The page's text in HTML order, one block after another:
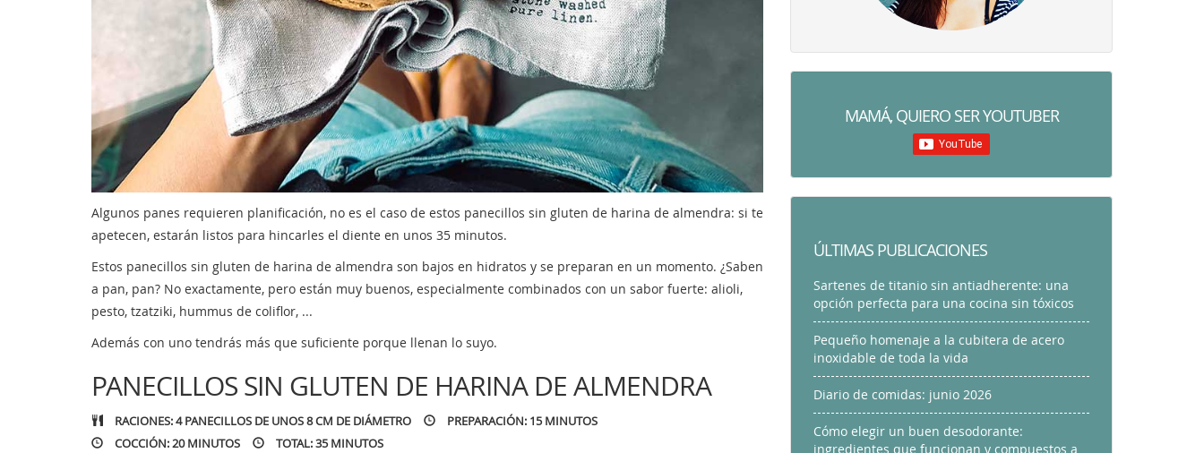
Algunos panes requieren planificación, no es el caso de estos panecillos sin gluten de harina de almendra: si te
apetecen, estarán listos para hincarles el diente en unos 35 minutos.
Estos panecillos sin gluten de harina de almendra son bajos en hidratos y se preparan en un momento. ¿Saben
a pan, pan? No exactamente, pero están muy buenos, especialmente combinados con un sabor fuerte: alioli,
pesto, tzatziki, hummus de coliflor, ...
Además con uno tendrás más que suficiente porque llenan lo suyo.
PANECILLOS SIN GLUTEN DE HARINA DE ALMENDRA
RACIONES: 4 PANECILLOS DE UNOS 8 CM DE DIÁMETRO
PREPARACIÓN: 15 MINUTOS
COCCIÓN: 20 MINUTOS
TOTAL: 35 MINUTOS
MAMÁ, QUIERO SER YOUTUBER
ÚLTIMAS PUBLICACIONES
Sartenes de titanio sin antiadherente: una
opción perfecta para una cocina sin tóxicos
Pequeño homenaje a la cubitera de acero
inoxidable de toda la vida
Diario de comidas: junio 2026
Cómo elegir un buen desodorante:
ingredientes que funcionan y compuestos a